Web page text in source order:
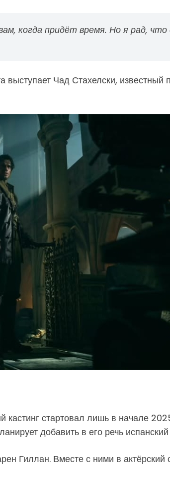
когда придёт время. Но я рад,
выступает Чад Стахелски,
стартовал лишь в начале
добавить в его речь испанский
Гиллан. Вместе с ними в